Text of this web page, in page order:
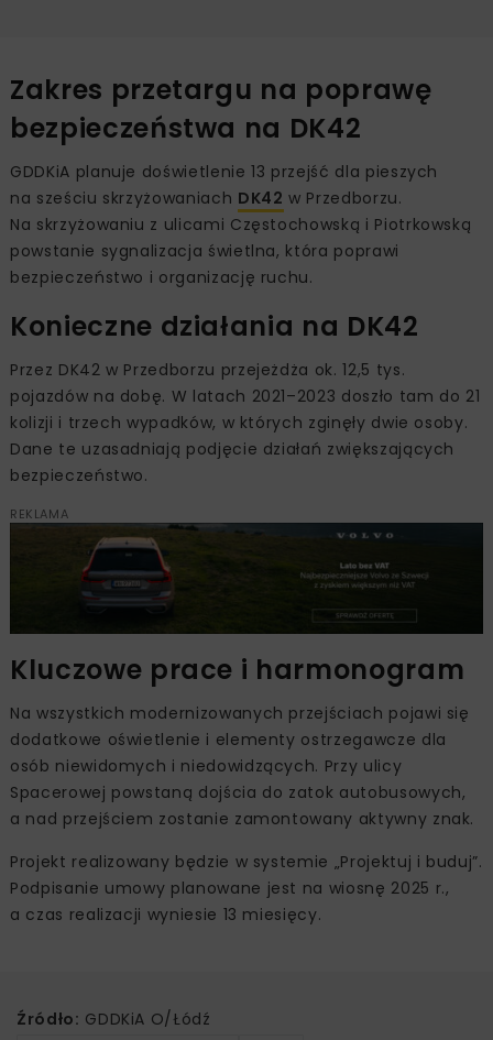
Zakres przetargu na poprawę
bezpieczeństwa na DK42
GDDKiA planuje doświetlenie 13 przejść dla pieszych
na sześciu skrzyżowaniach DK42 w Przedborzu.
Na skrzyżowaniu z ulicami Częstochowską i Piotrkowską
powstanie sygnalizacja świetlna, która poprawi
bezpieczeństwo i organizację ruchu.
Konieczne działania na DK42
Przez DK42 w Przedborzu przejeżdża ok. 12,5 tys.
pojazdów na dobę. W latach 2021–2023 doszło tam do 21
kolizji i trzech wypadków, w których zginęły dwie osoby.
Dane te uzasadniają podjęcie działań zwiększających
bezpieczeństwo.
REKLAMA
Kluczowe prace i harmonogram
Na wszystkich modernizowanych przejściach pojawi się
dodatkowe oświetlenie i elementy ostrzegawcze dla
osób niewidomych i niedowidzących. Przy ulicy
Spacerowej powstaną dojścia do zatok autobusowych,
a nad przejściem zostanie zamontowany aktywny znak.
Projekt realizowany będzie w systemie „Projektuj i buduj”.
Podpisanie umowy planowane jest na wiosnę 2025 r.,
a czas realizacji wyniesie 13 miesięcy.
Źródło: GDDKiA O/Łódź